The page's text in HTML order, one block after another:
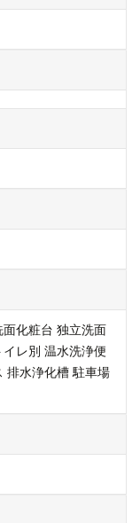
面化粧台 独立洗面
イレ別 温水洗浄便
排水浄化槽 駐車場